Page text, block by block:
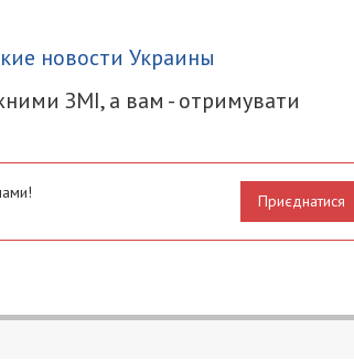
новости Украины
ЗМІ, а вам - отримувати
Приєднатися